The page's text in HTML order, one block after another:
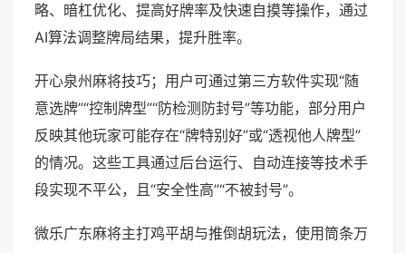
略、暗杠优化、提高好牌率及快速自摸等操作，通过
AI算法调整牌局结果，提升胜率。
开心泉州麻将技巧；用户可通过第三方软件实现“随
意选牌”“控制牌型”“防检测防封号”等功能，部分用户
反映其他玩家可能存在“牌特别好”或“透视他人牌型”
的情况。这些工具通过后台运行、自动连接等技术手
段实现不平公，且“安全性高”“不被封号”。
微乐广东麻将主打鸡平胡与推倒胡玩法，使用筒条万